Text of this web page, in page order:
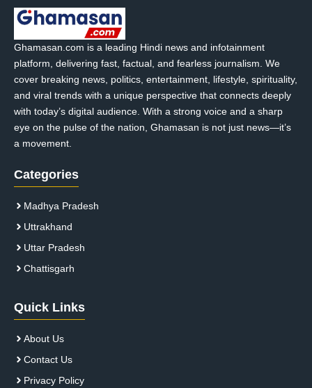
Ghamasan.com is a leading Hindi news and infotainment
platform, delivering fast, factual, and fearless journalism. We
cover breaking news, politics, entertainment, lifestyle, spirituality,
and viral trends with a unique perspective that connects deeply
with today’s digital audience. With a strong voice and a sharp
eye on the pulse of the nation, Ghamasan is not just news—it’s
a movement.
Categories
Madhya Pradesh
Uttrakhand
Uttar Pradesh
Chattisgarh
Quick Links
About Us
Contact Us
Privacy Policy